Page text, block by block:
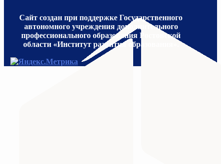
МИНИСТЕРСТВО ПРОСВЕЩЕНИЯ
Сайт создан при поддержке Государственного
автономного учреждения дополнительного
профессионального образования Ростовской
области «Институт развития образования».